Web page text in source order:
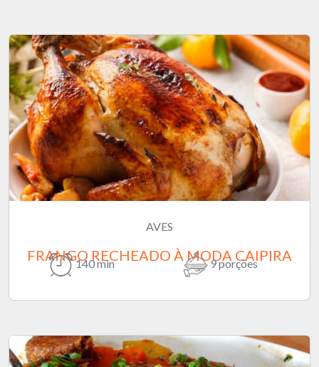
AVES
FRANGO RECHEADO À MODA CAIPIRA
140 min 9 porções